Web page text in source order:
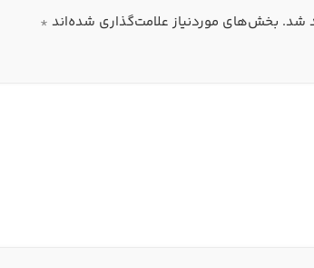
شد. بخش‌های موردنیاز علامت‌گذاری شده‌اند *